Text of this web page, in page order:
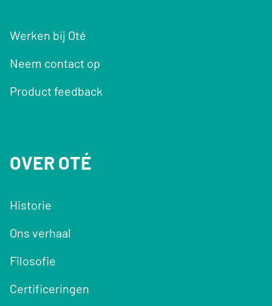
Werken bij Oté
Neem contact op
Product feedback
OVER OTÉ
Historie
Ons verhaal
Filosofie
Certificeringen